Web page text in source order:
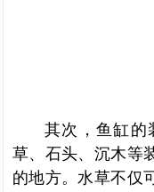
其次，鱼缸的
草、石头、沉木等
的地方。水草不仅